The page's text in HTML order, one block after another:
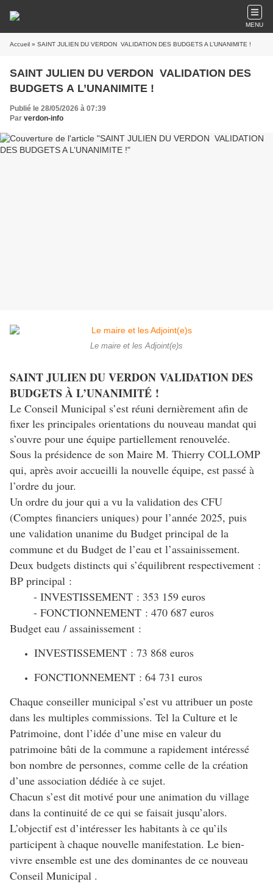
MENU
Accueil » SAINT JULIEN DU VERDON VALIDATION DES BUDGETS A L’UNANIMITE !
SAINT JULIEN DU VERDON VALIDATION DES
BUDGETS A L’UNANIMITE !
Publié le 28/05/2026 à 07:39
Par verdon-info
Le maire et les Adjoint(e)s
SAINT JULIEN DU VERDON VALIDATION DES
BUDGETS À L’UNANIMITÉ !
Le Conseil Municipal s’est réuni dernièrement afin de
fixer les principales orientations du nouveau mandat qui
s’ouvre pour une équipe partiellement renouvelée.
Sous la présidence de son Maire M. Thierry COLLOMP
qui, après avoir accueilli la nouvelle équipe, est passé à
l’ordre du jour.
Un ordre du jour qui a vu la validation des CFU
(Comptes financiers uniques) pour l’année 2025, puis
une validation unanime du Budget principal de la
commune et du Budget de l’eau et l’assainissement.
Deux budgets distincts qui s’équilibrent respectivement :
BP principal :
- INVESTISSEMENT : 353 159 euros
- FONCTIONNEMENT : 470 687 euros
Budget eau / assainissement :
INVESTISSEMENT : 73 868 euros
FONCTIONNEMENT : 64 731 euros
Chaque conseiller municipal s’est vu attribuer un poste
dans les multiples commissions. Tel la Culture et le
Patrimoine, dont l’idée d’une mise en valeur du
patrimoine bâti de la commune a rapidement intéressé
bon nombre de personnes, comme celle de la création
d’une association dédiée à ce sujet.
Chacun s’est dit motivé pour une animation du village
dans la continuité de ce qui se faisait jusqu’alors.
L’objectif est d’intéresser les habitants à ce qu’ils
participent à chaque nouvelle manifestation. Le bien-
vivre ensemble est une des dominantes de ce nouveau
Conseil Municipal .